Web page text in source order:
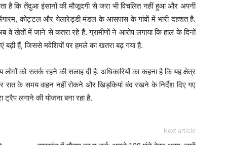
है कि तेंदुआ इंसानों की मौजूदगी से जरा भी विचलित नहीं हुआ और अपनी
कोट्टल और येलारेड्डी मंडल के आसपास के गांवों में भारी दहशत है.
वे खेतों में जाने से कतरा रहे हैं. ग्रामीणों ने आरोप लगाया कि हाल के दिनों
हैं, जिससे मवेशियों पर हमले का खतरा बढ़ गया है.
लोगों को सतर्क रहने की सलाह दी है. अधिकारियों का कहना है कि यह क्षेत्र
रात के समय वाहन नहीं रोकने और खिड़कियां बंद रखने के निर्देश दिए गए
लगाने की योजना बना रहा है.
Next article